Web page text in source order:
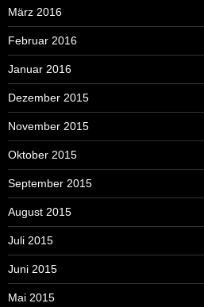
März 2016
Februar 2016
Januar 2016
Dezember 2015
November 2015
Oktober 2015
September 2015
August 2015
Juli 2015
Juni 2015
Mai 2015